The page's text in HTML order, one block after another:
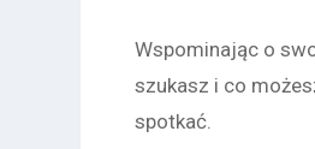
Wspominając o
szukasz i co
spotkać.